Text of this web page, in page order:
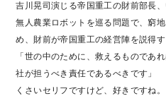
吉川晃司演じる帝国重工の財前部長、
無人農業ロボットを巡る問題で、窮
め、財前が帝国重工の経営陣を説得
「世の中のために、救えるものであ
社が担うべき責任であるべきです」
くさいセリフですけど、好きですね。